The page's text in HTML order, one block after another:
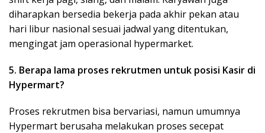
diharapkan bersedia bekerja pada akhir pekan atau
hari libur nasional sesuai jadwal yang ditentukan,
mengingat jam operasional hypermarket.
5. Berapa lama proses rekrutmen untuk posisi Kasir di
Hypermart?
Proses rekrutmen bisa bervariasi, namun umumnya
Hypermart berusaha melakukan proses secepat